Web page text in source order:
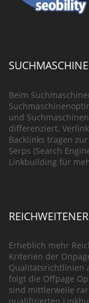
Beim
und
differenziert.
Backlinks tragen
Serps (Search
Linkbuilding für
Erheblich mehr
Kriterien der
Qualitätsrichtlinien
folgt die Offpage
sind mittlerweile